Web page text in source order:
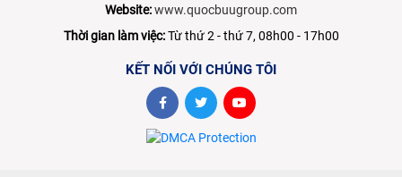
Website:www.quocbuugroup.com
Thời gian làm việc:Từ thứ 2 - thứ 7, 08h00 - 17h00
KẾT NỐI VỚI CHÚNG TÔI